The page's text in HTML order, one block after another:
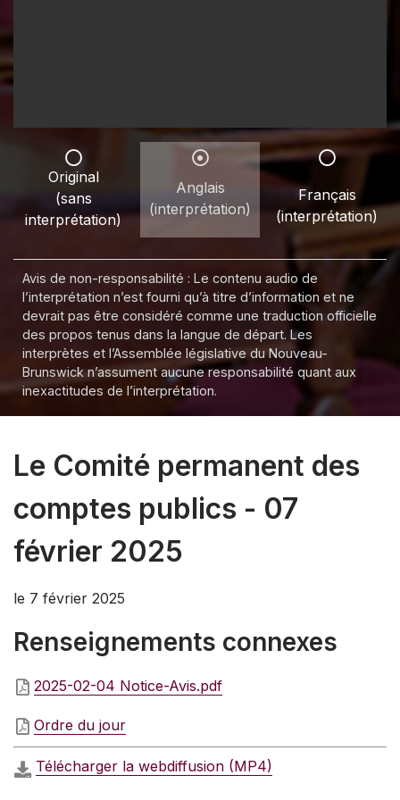
Original
(sans
interprétation)
Anglais
(interprétation)
Français
(interprétation)
Avis de non-responsabilité : Le contenu audio de
l’interprétation n’est fourni qu’à titre d’information et ne
devrait pas être considéré comme une traduction officielle
des propos tenus dans la langue de départ. Les
interprètes et l’Assemblée législative du Nouveau-
Brunswick n’assument aucune responsabilité quant aux
inexactitudes de l’interprétation.
Le Comité permanent des
comptes publics - 07
février 2025
le 7 février 2025
Renseignements connexes
2025-02-04 Notice-Avis.pdf
Ordre du jour
Télécharger la webdiffusion (MP4)